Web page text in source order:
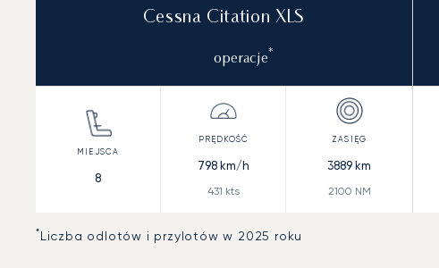
Cessna Citation XLS
operacje *
8
798km/h
431 kts
3889 km
2100 NM
*Liczba odlotów i przylotów w 2025 roku